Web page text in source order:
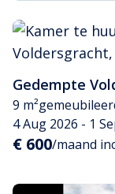
Gedempte
9 m²
4 Aug 2026 - 1
€ 600/maand